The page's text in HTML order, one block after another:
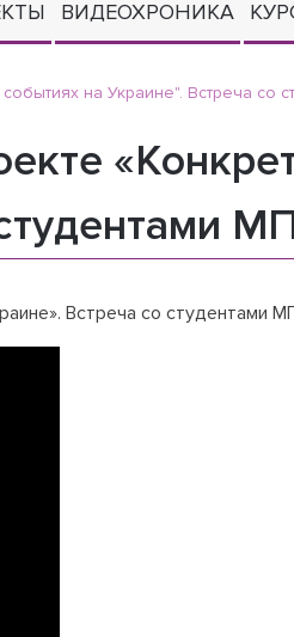
ВИДЕОХРОНИКА
на Украине". Встреча со
Встреча со студентами